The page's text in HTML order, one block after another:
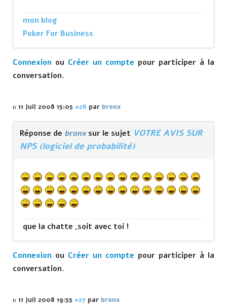
mon blog
Poker For Business
Connexion ou Créer un compte pour participer à la
conversation.
11 Juil 2008 15:05 #26 par bronx
Réponse de bronxsur le sujet VOTRE AVIS SUR
NPS (logiciel de probabilité)
que la chatte ,soit avec toi !
Connexion ou Créer un compte pour participer à la
conversation.
11 Juil 2008 19:55 #27 par bronx